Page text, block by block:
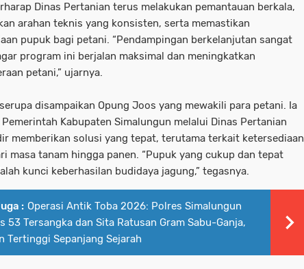
Dinas Pertanian terus melakukan pemantauan berkala,
arahan teknis yang konsisten, serta memastikan
pupuk bagi petani. “Pendampingan berkelanjutan sangat
program ini berjalan maksimal dan meningkatkan
petani,” ujarnya.
disampaikan Opung Joos yang mewakili para petani. Ia
Kabupaten Simalungun melalui Dinas Pertanian
memberikan solusi yang tepat, terutama terkait ketersediaan
masa tanam hingga panen. “Pupuk yang cukup dan tepat
kunci keberhasilan budidaya jagung,” tegasnya.
: Operasi Antik Toba 2026: Polres Simalungun
53 Tersangka dan Sita Ratusan Gram Sabu-Ganja,
Tertinggi Sepanjang Sejarah